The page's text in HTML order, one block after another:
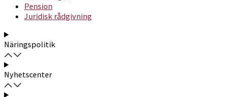
Pension
Juridisk rådgivning
Näringspolitik
Nyhetscenter